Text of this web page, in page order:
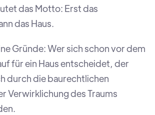
das Motto: Erst das
das Haus.
Gründe: Wer sich schon vor dem
für ein Haus entscheidet, der
durch die baurechtlichen
Verwirklichung des Traums